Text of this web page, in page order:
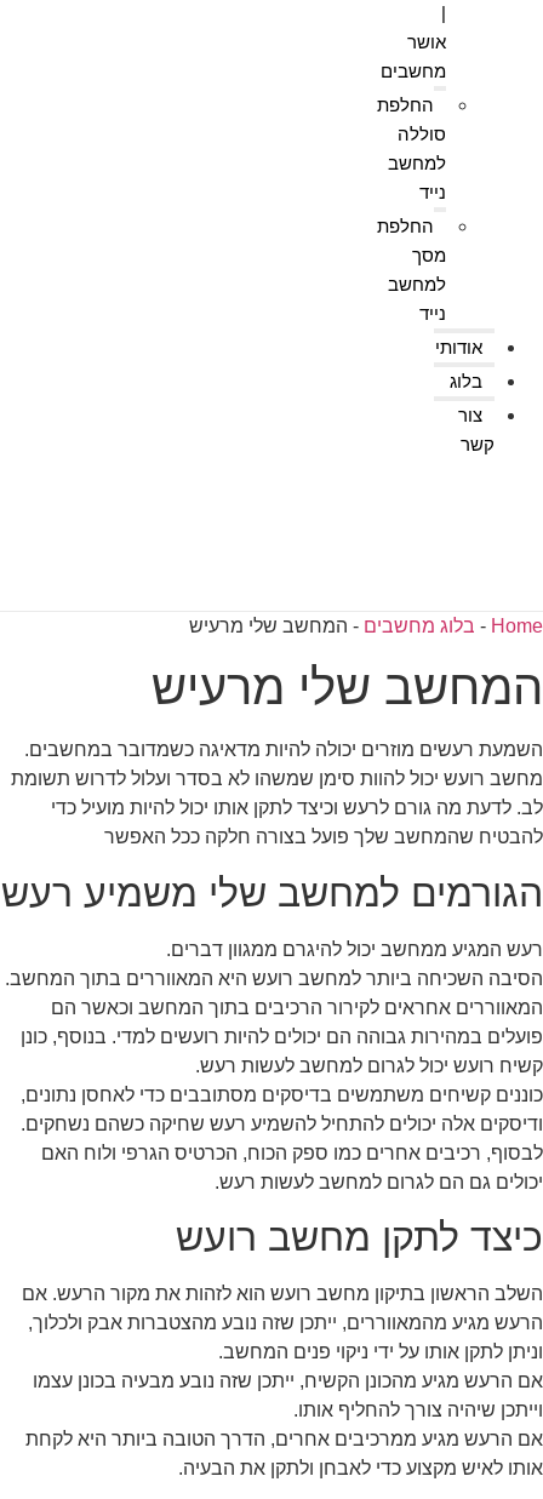
|
אושר
מחשבים
החלפת
סוללה
למחשב
נייד
החלפת
מסך
למחשב
נייד
אודותי
בלוג
צור
קשר
Home
- בלוג מחשבים - המחשב שלי מרעיש
המחשב שלי מרעיש
השמעת רעשים מוזרים יכולה להיות מדאיגה כשמדובר במחשבים.
מחשב רועש יכול להוות סימן שמשהו לא בסדר ועלול לדרוש תשומת
לב. לדעת מה גורם לרעש וכיצד לתקן אותו יכול להיות מועיל כדי
להבטיח שהמחשב שלך פועל בצורה חלקה ככל האפשר
הגורמים למחשב שלי משמיע רעש
רעש המגיע ממחשב יכול להיגרם ממגוון דברים.
הסיבה השכיחה ביותר למחשב רועש היא המאווררים בתוך המחשב.
המאווררים אחראים לקירור הרכיבים בתוך המחשב וכאשר הם
פועלים במהירות גבוהה הם יכולים להיות רועשים למדי. בנוסף, כונן
קשיח רועש יכול לגרום למחשב לעשות רעש.
כוננים קשיחים משתמשים בדיסקים מסתובבים כדי לאחסן נתונים,
ודיסקים אלה יכולים להתחיל להשמיע רעש שחיקה כשהם נשחקים.
לבסוף, רכיבים אחרים כמו ספק הכוח, הכרטיס הגרפי ולוח האם
יכולים גם הם לגרום למחשב לעשות רעש.
כיצד לתקן מחשב רועש
השלב הראשון בתיקון מחשב רועש הוא לזהות את מקור הרעש. אם
הרעש מגיע מהמאווררים, ייתכן שזה נובע מהצטברות אבק ולכלוך,
וניתן לתקן אותו על ידי ניקוי פנים המחשב.
אם הרעש מגיע מהכונן הקשיח, ייתכן שזה נובע מבעיה בכונן עצמו
וייתכן שיהיה צורך להחליף אותו.
אם הרעש מגיע ממרכיבים אחרים, הדרך הטובה ביותר היא לקחת
אותו לאיש מקצוע כדי לאבחן ולתקן את הבעיה.